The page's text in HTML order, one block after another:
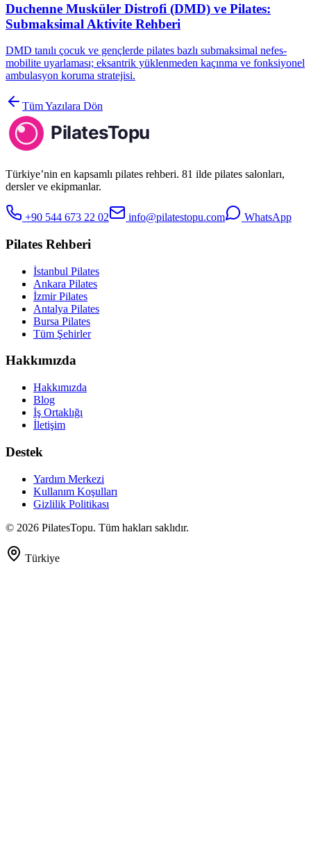
Duchenne Musküler Distrofi (DMD) ve Pilates:
Submaksimal Aktivite Rehberi
DMD tanılı çocuk ve gençlerde pilates bazlı submaksimal nefes-
mobilite uyarlaması; eksantrik yüklenmeden kaçınma ve fonksiyonel
ambulasyon koruma stratejisi.
Tüm Yazılara Dön
Türkiye’nin en kapsamlı pilates rehberi. 81 ilde pilates salonları,
dersler ve ekipmanlar.
+90 544 673 22 02 info@pilatestopu.com WhatsApp
Pilates Rehberi
İstanbul Pilates
Ankara Pilates
İzmir Pilates
Antalya Pilates
Bursa Pilates
Tüm Şehirler
Hakkımızda
Hakkımızda
Blog
İş Ortaklığı
İletişim
Destek
Yardım Merkezi
Kullanım Koşulları
Gizlilik Politikası
© 2026 PilatesTopu. Tüm hakları saklıdır.
Türkiye